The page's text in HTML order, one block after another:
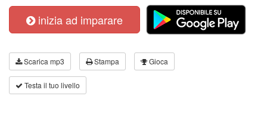
inizia ad imparare
Scarica mp3 Stampa Gioca
Testa il tuo livello